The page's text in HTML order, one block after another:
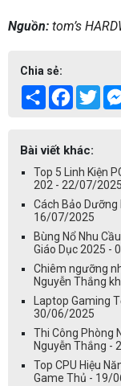
Nguồn: tom’s
Chia sẻ:
Share Facebook
Bài viết khác:
Top 5 Linh Kiện
202 - 22/07/2025
Cách Bảo
16/07/2025
Bùng Nổ Nhu
Giáo Dục 2025 -
Chiêm ngưỡng
Nguyễn Thắng
Laptop Gaming
30/06/2025
Thi Công Phòng
Nguyễn Thắng -
Top CPU Hiệu
Game Thủ - 19/